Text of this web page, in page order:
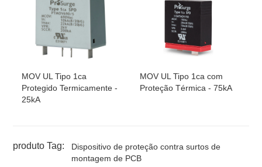
MOV UL Tipo 1ca
Protegido Termicamente -
25kA
MOV UL Tipo 1ca com
Proteção Térmica - 75kA
produto Tag:
Dispositivo de proteção contra surtos de
montagem de PCB